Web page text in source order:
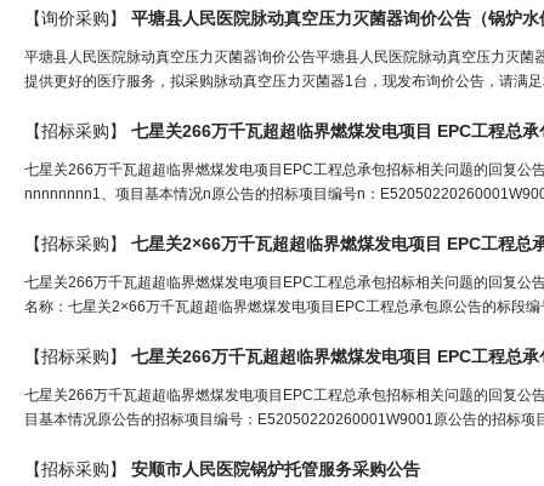
【询价采购】 平塘县人民医院脉动真空压力灭菌器询价公告（锅炉水
平塘县人民医院脉动真空压力灭菌器询价公告平塘县人民医院脉动真空压力灭
提供更好的医疗服务，拟采购脉动真空压力灭菌器1台，现发布询价公告，请满
【招标采购】 七星关266万千瓦超超临界燃煤发电项目 EPC工程总承
七星关266万千瓦超超临界燃煤发电项目EPC工程总承包招标相关问题的回复
nnnnnnnn1、项目基本情况n原公告的招标项目编号n：
【招标采购】 七星关2×66万千瓦超超临界燃煤发电项目 EPC工程总
七星关266万千瓦超超临界燃煤发电项目EPC工程总承包招标相关问题的回复
名称：七星关2×66万千瓦超超临界燃煤发电项目EPC工程总承包原公告的标段
【招标采购】 七星关266万千瓦超超临界燃煤发电项目 EPC工程总承
七星关266万千瓦超超临界燃煤发电项目EPC工程总承包招标相关问题的回复
目基本情况原公告的招标项目编号：E52050220260001W9001原公告的招标
【招标采购】 安顺市人民医院锅炉托管服务采购公告